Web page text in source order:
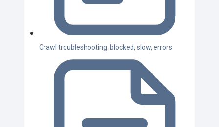
Crawl troubleshooting: blocked, slow, errors